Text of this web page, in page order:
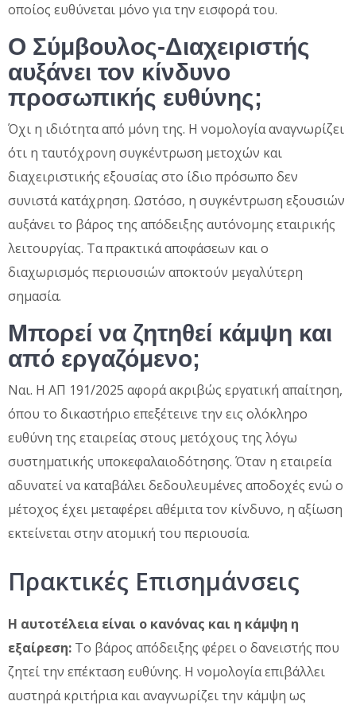
οποίος ευθύνεται μόνο για την εισφορά του.
Ο Σύμβουλος-Διαχειριστής
αυξάνει τον κίνδυνο
προσωπικής ευθύνης;
Όχι η ιδιότητα από μόνη της. Η νομολογία αναγνωρίζει
ότι η ταυτόχρονη συγκέντρωση μετοχών και
διαχειριστικής εξουσίας στο ίδιο πρόσωπο δεν
συνιστά κατάχρηση. Ωστόσο, η συγκέντρωση εξουσιών
αυξάνει το βάρος της απόδειξης αυτόνομης εταιρικής
λειτουργίας. Τα πρακτικά αποφάσεων και ο
διαχωρισμός περιουσιών αποκτούν μεγαλύτερη
σημασία.
Μπορεί να ζητηθεί κάμψη και
από εργαζόμενο;
Ναι. Η ΑΠ 191/2025 αφορά ακριβώς εργατική απαίτηση,
όπου το δικαστήριο επεξέτεινε την εις ολόκληρο
ευθύνη της εταιρείας στους μετόχους της λόγω
συστηματικής υποκεφαλαιοδότησης. Όταν η εταιρεία
αδυνατεί να καταβάλει δεδουλευμένες αποδοχές ενώ ο
μέτοχος έχει μεταφέρει αθέμιτα τον κίνδυνο, η αξίωση
εκτείνεται στην ατομική του περιουσία.
Πρακτικές Επισημάνσεις
Η αυτοτέλεια είναι ο κανόνας και η κάμψη η
εξαίρεση: Το βάρος απόδειξης φέρει ο δανειστής που
ζητεί την επέκταση ευθύνης. Η νομολογία επιβάλλει
αυστηρά κριτήρια και αναγνωρίζει την κάμψη ως